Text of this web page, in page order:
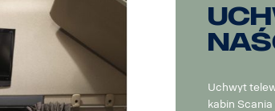
Uchwyt
kabin